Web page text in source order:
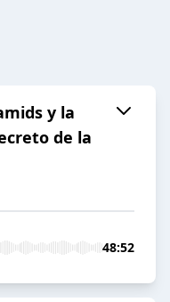
y la
de la
48:52